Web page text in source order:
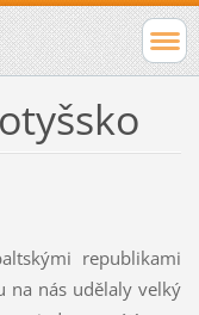
republikami
na nás udělaly velký